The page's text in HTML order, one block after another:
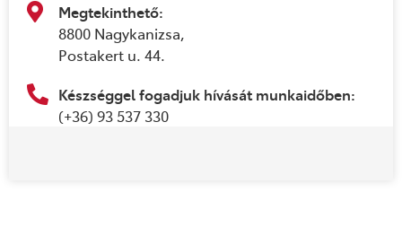
Megtekinthető:
8800 Nagykanizsa,
Postakert u. 44.
Készséggel fogadjuk hívását munkaidőben:
(+36) 93 537 330